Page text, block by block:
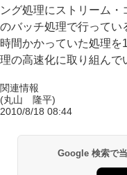
ング処理にストリーム
のバッチ処理で行ってい
時間かかっていた処理
理の高速化に取り組んで
関連情報
(丸山 隆平)
2010/8/18 08:44
Google 検索で